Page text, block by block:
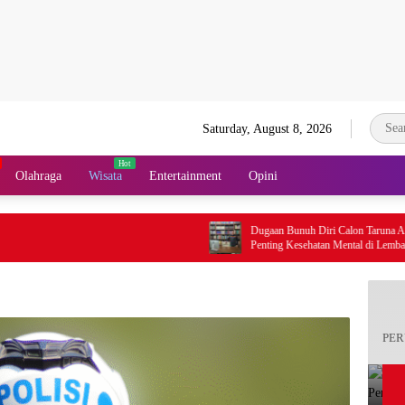
Saturday, August 8, 2026
Olahraga Wisata Entertainment Opini
Dugaan Bunuh Diri Calon Taruna Akpol Jadi
Penting Kesehatan Mental di Lembaga
Berbasis Disiplin